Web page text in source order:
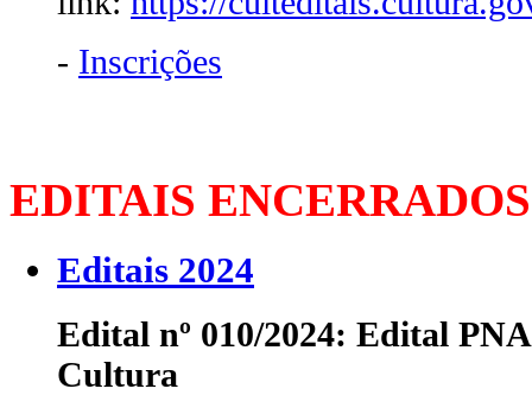
- Inscrições
EDITAIS ENCERRADOS
Editais 2024
Edital nº 010/2024: Edital
Cultura